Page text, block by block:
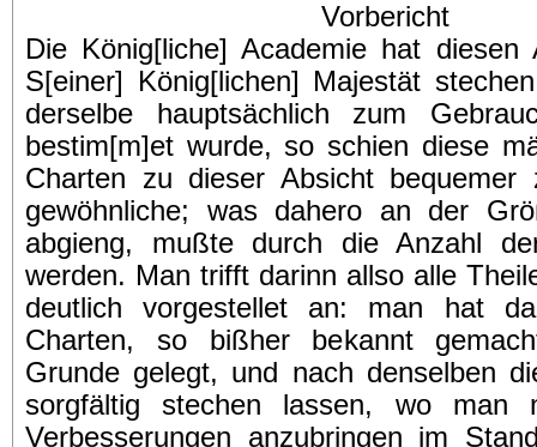
Vorbericht
Die König[liche] Academie hat diesen
S[einer] König[lichen] Majestät
derselbe hauptsächlich zum
bestim[m]et wurde, so schien diese
Charten zu dieser Absicht
gewöhnliche; was dahero an der
abgieng, mußte durch die Anzahl
werden. Man trifft darinn allso alle
deutlich vorgestellet an: man hat
Charten, so bißher bekannt
Grunde gelegt, und nach denselben
sorgfältig stechen lassen, wo man
Verbesserungen anzubringen im